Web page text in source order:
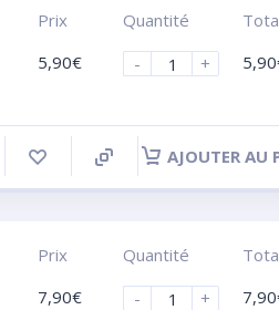
Prix
5,90€
Quantité
-
+
5,90
AJOUTER AU
Prix
7,90€
Quantité
-
+
7,90